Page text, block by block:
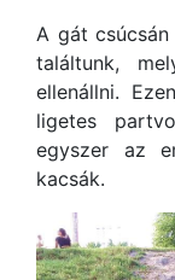
A gát
találtunk,
ellenállni.
ligetes
egyszer az
kacsák.